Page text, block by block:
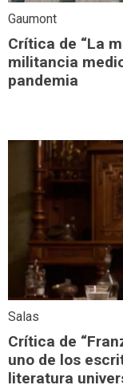
Gaumont
Crítica de “La
militancia
pandemia
Salas
Crítica de
uno de los
literatura